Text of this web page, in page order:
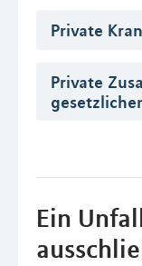
Private
Private
Ein